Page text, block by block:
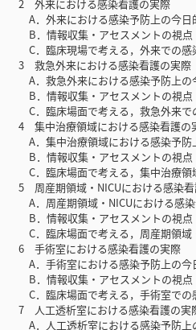
2 外来における感染看護の実際
A．外来における感染予防上の今日
B．情報収集・アセスメントの視点
C．臨床現場で考える，外来での感
3 救急外来における感染看護の実際
A．救急外来における感染予防上の
B．情報収集・アセスメントの視点
C．臨床場面で考える，救急外来で
4 集中治療領域における感染看護の
A．集中治療領域における感染予防
B．情報収集・アセスメントの視点
C．臨床場面で考える，集中治療領
5 周産期領域・NICUにおける感染
A．周産期領域・NICUにおける感染
B．情報収集・アセスメントの視点
C．臨床場面で考える，周産期領域
6 手術室における感染看護の実際
A．手術室における感染予防上の今
B．情報収集・アセスメントの視点
C．臨床場面で考える，手術室での
7 人工透析室における感染看護の実
A．人工透析室における感染予防上